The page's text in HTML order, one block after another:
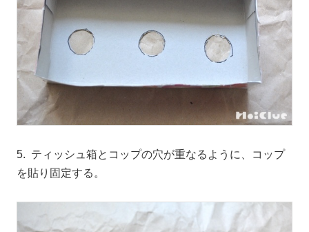
5. ティッシュ箱とコップの穴が重なるように、コップ
を貼り固定する。